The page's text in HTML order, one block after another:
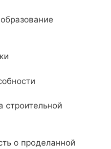
строительной
о проделанной